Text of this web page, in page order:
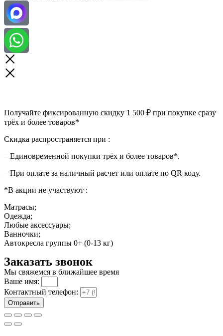
Получайте фиксированную скидку 1 500 ₽ при покупке сразу
трёх и более товаров*
Скидка распространяется при :
– Единовременной покупки трёх и более товаров*.
– При оплате за наличный расчет или оплате по QR коду.
*В акции не участвуют :
Матрасы;
Одежда;
Любые аксессуары;
Ванночки;
Автокресла группы 0+ (0-13 кг)
Заказать звонок
Мы свяжемся в ближайшее время
Ваше имя:
Контактный телефон:
Отправить